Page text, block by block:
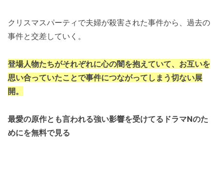
クリスマスパーティで夫婦が殺害された事件から、過去の
事件と交差していく。
登場人物たちがそれぞれに心の闇を抱えていて、お互いを
思い合っていたことで事件につながってしまう切ない展
開。
最愛の原作とも言われる強い影響を受けてるドラマNのた
めにを無料で見る